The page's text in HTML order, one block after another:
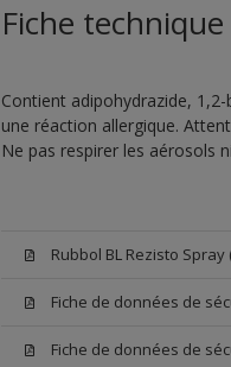
Fiche
Contient adipohydrazide,
une réaction allergique.
Ne pas respirer les aérosols
Rubbol BL Rezisto
Fiche de données de
Fiche de données de